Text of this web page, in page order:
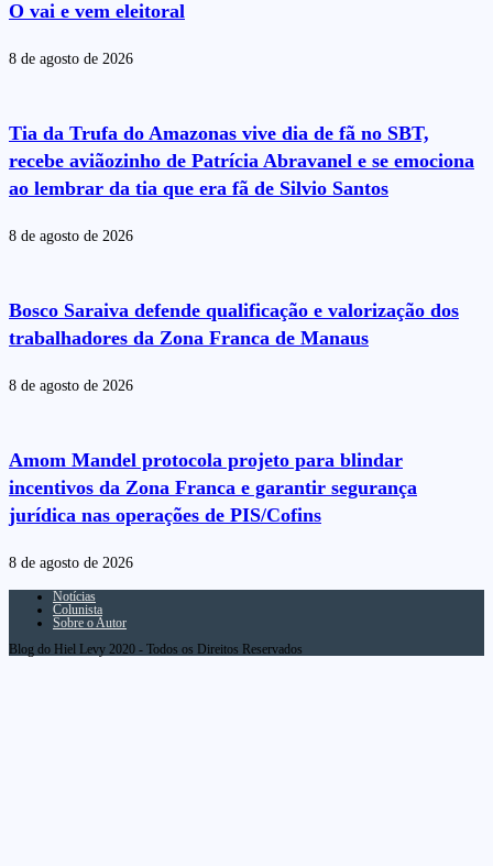
O vai e vem eleitoral
8 de agosto de 2026
Tia da Trufa do Amazonas vive dia de fã no SBT,
recebe aviãozinho de Patrícia Abravanel e se emociona
ao lembrar da tia que era fã de Silvio Santos
8 de agosto de 2026
Bosco Saraiva defende qualificação e valorização dos
trabalhadores da Zona Franca de Manaus
8 de agosto de 2026
Amom Mandel protocola projeto para blindar
incentivos da Zona Franca e garantir segurança
jurídica nas operações de PIS/Cofins
8 de agosto de 2026
Notícias
Colunista
Sobre o Autor
Blog do Hiel Levy 2020 - Todos os Direitos Reservados